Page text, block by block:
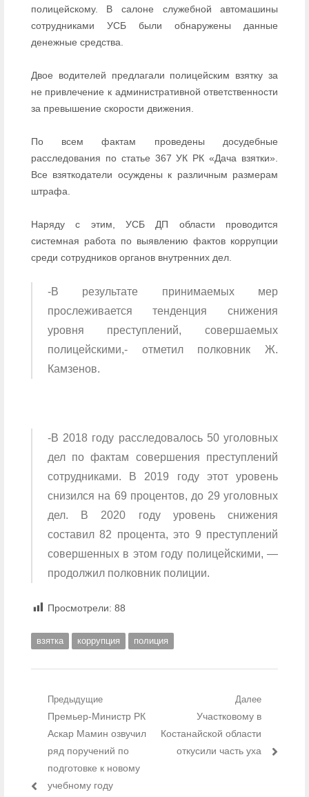
полицейскому. В салоне служебной автомашины
сотрудниками УСБ были обнаружены данные
денежные средства.
Двое водителей предлагали полицейским взятку за
не привлечение к административной ответственности
за превышение скорости движения.
По всем фактам проведены досудебные
расследования по статье 367 УК РК «Дача взятки».
Все взяткодатели осуждены к различным размерам
штрафа.
Наряду с этим, УСБ ДП области проводится
системная работа по выявлению фактов коррупции
среди сотрудников органов внутренних дел.
-В результате принимаемых мер
прослеживается тенденция снижения
уровня преступлений, совершаемых
полицейскими,- отметил полковник Ж.
Камзенов.
-В 2018 году расследовалось 50 уголовных
дел по фактам совершения преступлений
сотрудниками. В 2019 году этот уровень
снизился на 69 процентов, до 29 уголовных
дел. В 2020 году уровень снижения
составил 82 процента, это 9 преступлений
совершенных в этом году полицейскими, —
продолжил полковник полиции.
Просмотрели: 88
взятка коррупция полиция
Навигация по записям
Предыдущие
Предыдущий пост:
Премьер-Министр РК
Аскар Мамин озвучил
ряд поручений по
подготовке к новому
учебному году
Далее
Следующий пост:
Участковому в
Костанайской области
откусили часть уха